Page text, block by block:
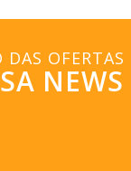
OFERTAS
NEWS